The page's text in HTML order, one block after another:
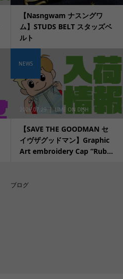
【Nasngwam ナスングワ
ム】STUDS BELT スタッズベ
ルト
2026.07.29 LIME ON DISH
【SAVE THE GOODMAN セ
イヴザグッドマン】Graphic
Art embroidery Cap “Rub...
NEWS
ブログ